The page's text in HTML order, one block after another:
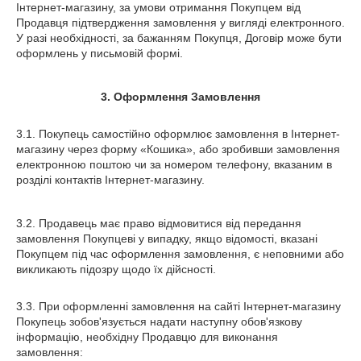
Інтернет-магазину, за умови отримання Покупцем від
Продавця підтвердження замовлення у вигляді електронного.
У разі необхідності, за бажанням Покупця, Договір може бути
оформлень у письмовій формі.
3. Оформлення Замовлення
3.1. Покупець самостійно оформлює замовлення в Інтернет-
магазину через форму «Кошика», або зробивши замовлення
електронною поштою чи за номером телефону, вказаним в
розділі контактів Інтернет-магазину.
3.2. Продавець має право відмовитися від передання
замовлення Покупцеві у випадку, якщо відомості, вказані
Покупцем під час оформлення замовлення, є неповними або
викликають підозру щодо їх дійсності.
3.3. При оформленні замовлення на сайті Інтернет-магазину
Покупець зобов'язується надати наступну обов'язкову
інформацію, необхідну Продавцю для виконання
замовлення: